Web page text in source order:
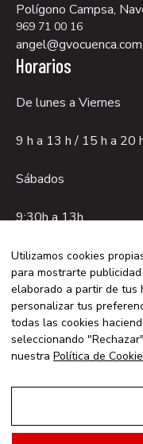
Polígono Campsa,
969 71 00 16
angel@gvocuenca.com
Horarios
De lunes a Viernes
9 h a 13 h / 15 h a 20
Sábados
9:30h a 13h.
Aviso legal
Política de
Política de cookies
© 2026 GVO
Utilizamos cookies
para mostrarte
elaborado a partir de tus
personalizar tus
todas las cookies
seleccionando
nuestra Política de